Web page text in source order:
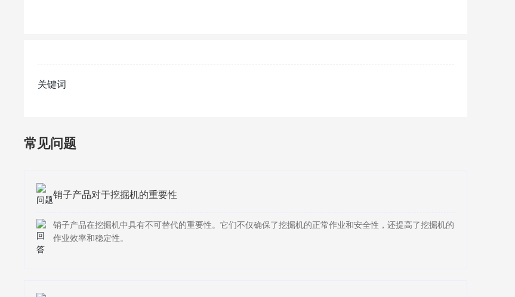
关键词
常见问题
销子产品对于挖掘机的重要性
销子产品在挖掘机中具有不可替代的重要性。它们不仅确保了挖掘机的正常作业和安全性，还提高了挖掘机的
作业效率和稳定性。